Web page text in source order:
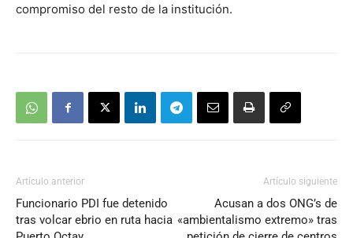
compromiso del resto de la institución.
Artículo anterior
Funcionario PDI fue detenido
tras volcar ebrio en ruta hacia
Artículo siguiente
Acusan a dos ONG’s de
«ambientalismo extremo» tras